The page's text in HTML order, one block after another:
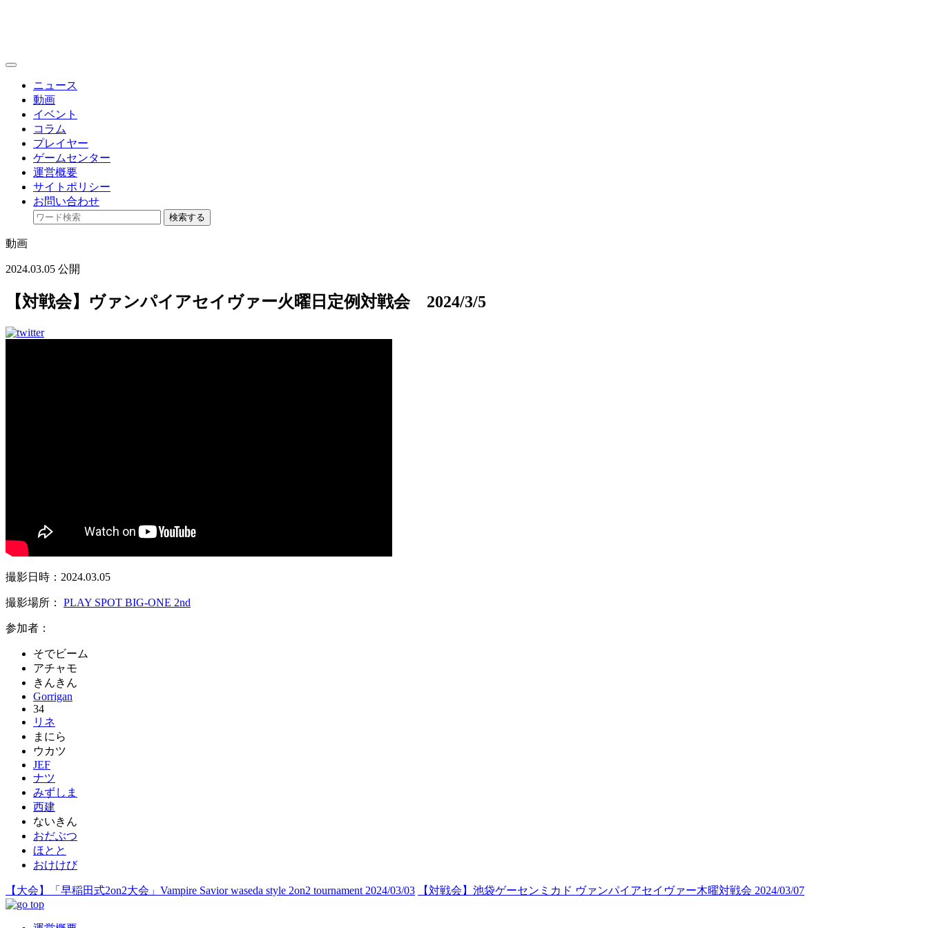
toggle
ニュース
動画
イベント
コラム
プレイヤー
ゲームセンター
運営概要
サイトポリシー
お問い合わせ
検索する
動画
2024.03.05 公開
【対戦会】ヴァンパイアセイヴァー火曜日定例対戦会 2024/3/5
撮影日時：2024.03.05
撮影場所： PLAY SPOT BIG-ONE 2nd
参加者：
そでビーム
アチャモ
きんきん
Gorrigan
34
リネ
まにら
ウカツ
JEF
ナツ
みずしま
西建
ないきん
おだぶつ
ほとと
おけけび
【大会】「早稲田式2on2大会」Vampire Savior waseda style 2on2 tournament 2024/03/03 【対戦会】池袋ゲーセンミカド ヴァンパイアセイヴァー木曜対戦会 2024/03/07